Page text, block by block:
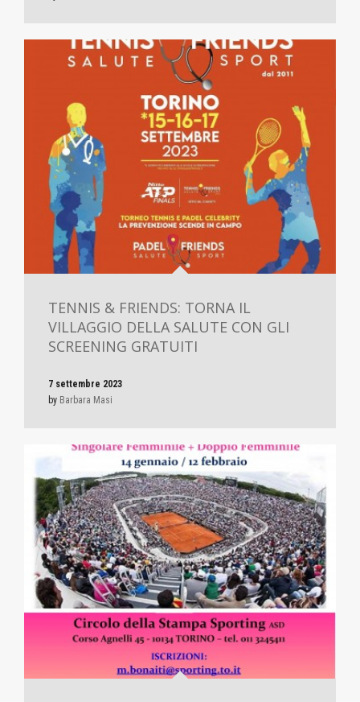
TENNIS & FRIENDS: TORNA IL
VILLAGGIO DELLA SALUTE CON GLI
SCREENING GRATUITI
7 settembre 2023
by Barbara Masi